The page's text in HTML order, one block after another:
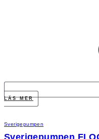
LÄS MER
Sverigepumpen